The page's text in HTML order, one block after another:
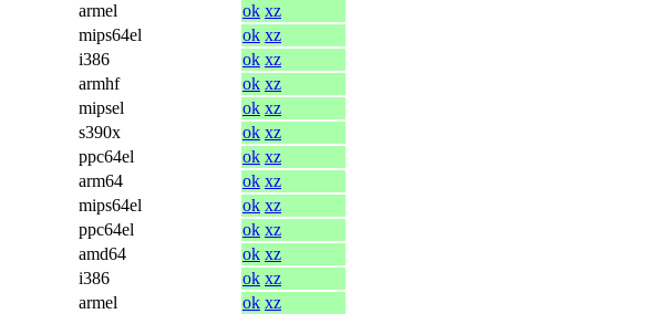
armel ok xz
mips64el ok xz
i386 ok xz
armhf ok xz
mipsel ok xz
s390x ok xz
ppc64el ok xz
arm64 ok xz
mips64el ok xz
ppc64el ok xz
amd64 ok xz
i386 ok xz
armel ok xz